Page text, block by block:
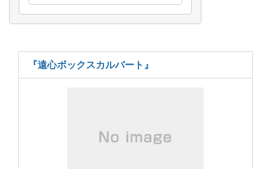
『遠心ボックスカルバート』